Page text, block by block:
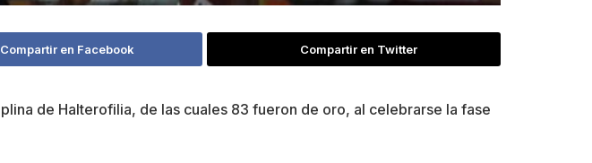
Compartir en Facebook Compartir en Twitter
de Halterofilia, de las cuales 83 fueron de oro, al celebrarse la fase